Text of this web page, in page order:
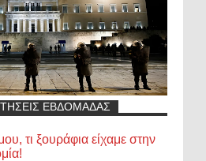
ΕΒΔΟΜΑΔΑΣ
τι ξουράφια είχαμε στην